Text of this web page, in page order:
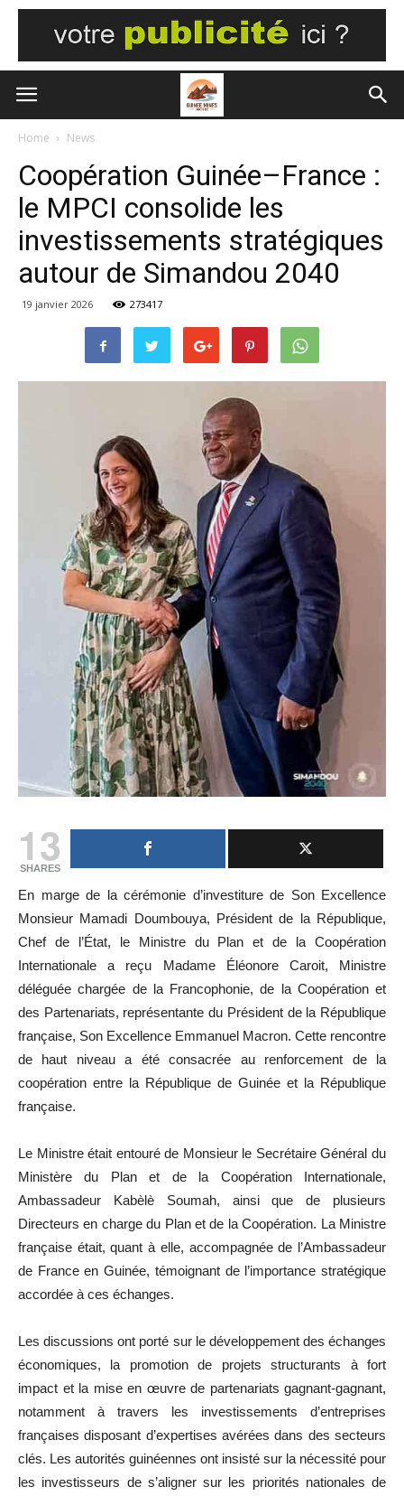
Home News
Coopération Guinée–France :
le MPCI consolide les
investissements stratégiques
autour de Simandou 2040
19 janvier 2026 273417
13
SHARES
En marge de la cérémonie d’investiture de Son Excellence
Monsieur Mamadi Doumbouya, Président de la République,
Chef de l’État, le Ministre du Plan et de la Coopération
Internationale a reçu Madame Éléonore Caroit, Ministre
déléguée chargée de la Francophonie, de la Coopération et
des Partenariats, représentante du Président de la République
française, Son Excellence Emmanuel Macron. Cette rencontre
de haut niveau a été consacrée au renforcement de la
coopération entre la République de Guinée et la République
française.
Le Ministre était entouré de Monsieur le Secrétaire Général du
Ministère du Plan et de la Coopération Internationale,
Ambassadeur Kabèlè Soumah, ainsi que de plusieurs
Directeurs en charge du Plan et de la Coopération. La Ministre
française était, quant à elle, accompagnée de l’Ambassadeur
de France en Guinée, témoignant de l’importance stratégique
accordée à ces échanges.
Les discussions ont porté sur le développement des échanges
économiques, la promotion de projets structurants à fort
impact et la mise en œuvre de partenariats gagnant-gagnant,
notamment à travers les investissements d’entreprises
françaises disposant d’expertises avérées dans des secteurs
clés. Les autorités guinéennes ont insisté sur la nécessité pour
les investisseurs de s’aligner sur les priorités nationales de